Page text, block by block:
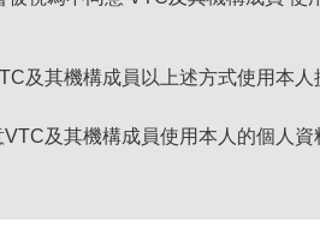
及其機構成員以上述方式使用本
及其機構成員使用本人的個人